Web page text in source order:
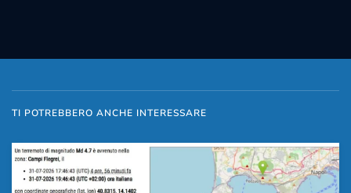
TI POTREBBERO ANCHE INTERESSARE